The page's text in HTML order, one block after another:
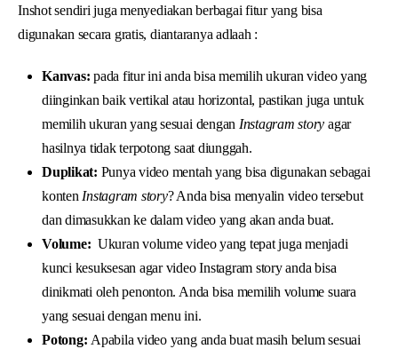
Inshot sendiri juga menyediakan berbagai fitur yang bisa
digunakan secara gratis, diantaranya adlaah :
Kanvas: pada fitur ini anda bisa memilih ukuran video yang
diinginkan baik vertikal atau horizontal, pastikan juga untuk
memilih ukuran yang sesuai dengan Instagram story agar
hasilnya tidak terpotong saat diunggah.
Duplikat: Punya video mentah yang bisa digunakan sebagai
konten Instagram story? Anda bisa menyalin video tersebut
dan dimasukkan ke dalam video yang akan anda buat.
Volume: Ukuran volume video yang tepat juga menjadi
kunci kesuksesan agar video Instagram story anda bisa
dinikmati oleh penonton. Anda bisa memilih volume suara
yang sesuai dengan menu ini.
Potong: Apabila video yang anda buat masih belum sesuai